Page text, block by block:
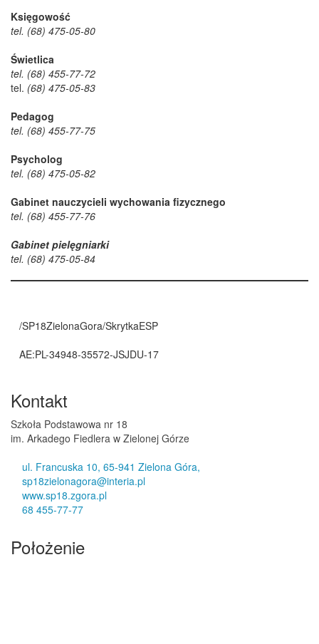
Księgowość
tel. (68) 475-05-80
Świetlica
tel. (68) 455-77-72
tel. (68) 475-05-83
Pedagog
tel. (68) 455-77-75
Psycholog
tel. (68) 475-05-82
Gabinet nauczycieli wychowania fizycznego
tel. (68) 455-77-76
Gabinet pielęgniarki
tel. (68) 475-05-84
/SP18ZielonaGora/SkrytkaESP
AE:PL-34948-35572-JSJDU-17
Kontakt
Szkoła Podstawowa nr 18
im. Arkadego Fiedlera w Zielonej Górze
ul. Francuska 10, 65-941 Zielona Góra,
sp18zielonagora@interia.pl
www.sp18.zgora.pl
68 455-77-77
Położenie